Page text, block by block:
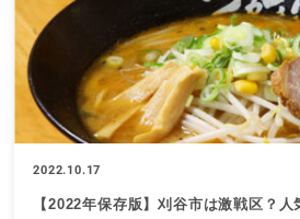
2022.10.17
【2022年保存版】刈谷市は激戦区？